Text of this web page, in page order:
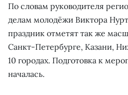
По словам руководителя
делам молодёжи Виктора
праздник отметят так же
Санкт-Петербурге, Казани,
10 городах. Подготовка к
началась.